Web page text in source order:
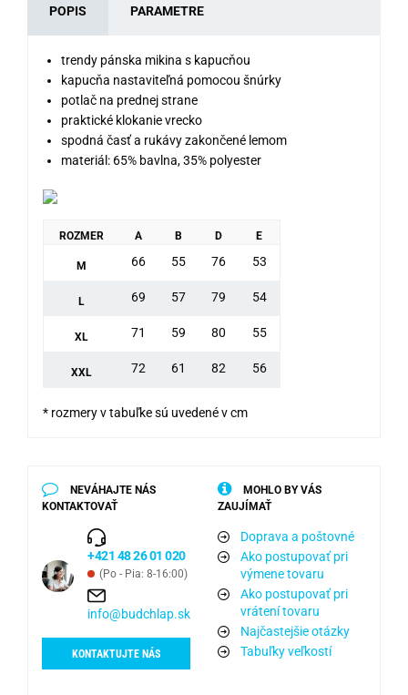
POPIS PARAMETRE
trendy pánska mikina s kapucňou
kapucňa nastaviteľná pomocou šnúrky
potlač na prednej strane
praktické klokanie vrecko
spodná časť a rukávy zakončené lemom
materiál: 65% bavlna, 35% polyester
ROZMER A B D E
M 66 55 76 53
L 69 57 79 54
XL 71 59 80 55
XXL 72 61 82 56
* rozmery v tabuľke sú uvedené v cm
NEVÁHAJTE NÁS
KONTAKTOVAŤ
+421 48 26 01 020
(Po - Pia: 8-16:00)
info@budchlap.sk
KONTAKTUJTE NÁS
MOHLO BY VÁS
ZAUJÍMAŤ
Doprava a poštovné
Ako postupovať pri
výmene tovaru
Ako postupovať pri
vrátení tovaru
Najčastejšie otázky
Tabuľky veľkostí